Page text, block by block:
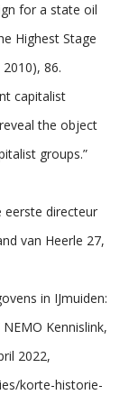
for a state oil
Highest Stage
86.
capitalist
the object
groups.”
eerste directeur
van Heerle 27,
in IJmuiden:
Kennislink,
2022,
korte-historie-